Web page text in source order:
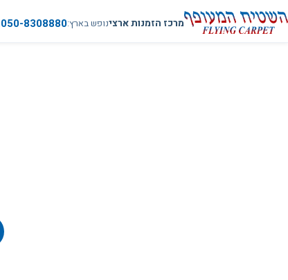
מרכז הזמנות ארצינופש בארץ050-8308880